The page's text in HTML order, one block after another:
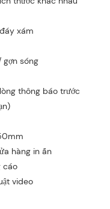
xám
gợn sóng
thông báo trước
hàng in ấn
cáo
video